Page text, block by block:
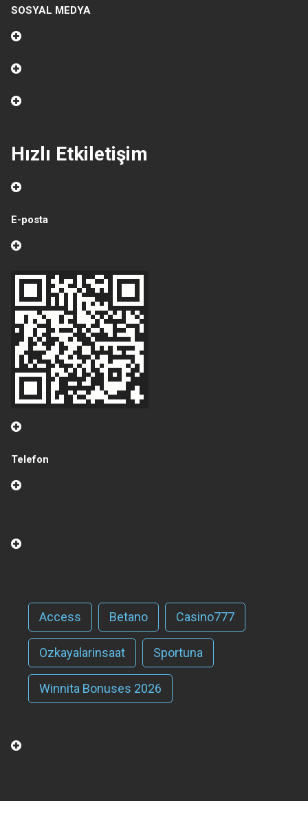
SOSYAL MEDYA
Hızlı Etkiletişim
E-posta
Telefon
Access Betano Casino777
Ozkayalarinsaat Sportuna
Winnita Bonuses 2026